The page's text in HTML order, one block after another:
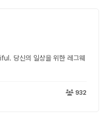
당신의 일상을 위한 레그웨
932